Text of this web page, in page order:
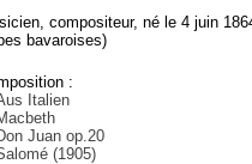
compositeur, né le 4 juin
bavaroises)
:
Italien
Juan op.20
(1905)